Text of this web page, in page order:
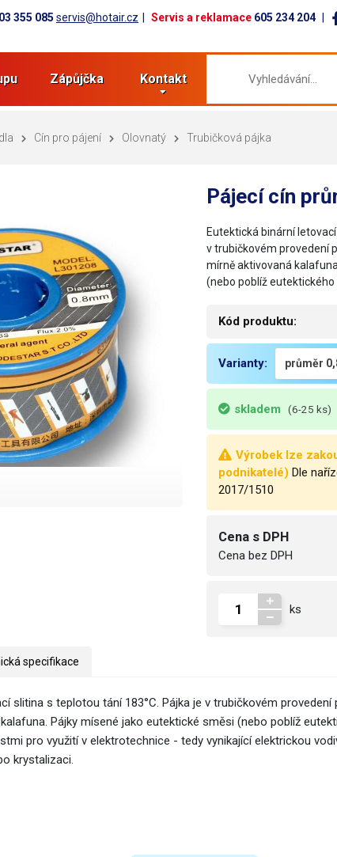
355 085 servis@hotair.cz Servis a reklamace 605 234 204
Zápůjčka Kontakt
Cín pro pájení Olovnatý Trubičková pájka
Pájecí cín
Eutektická binární
v trubičkovém provedení
mírně aktivovaná
(nebo poblíž
Kód produktu:
Varianty:
skladem (6-25 ks)
Výrobek lze
podnikatelé) Dle
2017/1510
Cena s DPH
Cena bez DPH
ks
specifikace
slitina s teplotou tání 183°C. Pájka je v trubičkovém provedení
Pájky mísené jako eutektické směsi (nebo poblíž
pro využití v elektrotechnice - tedy vynikající elektrickou
krystalizaci.